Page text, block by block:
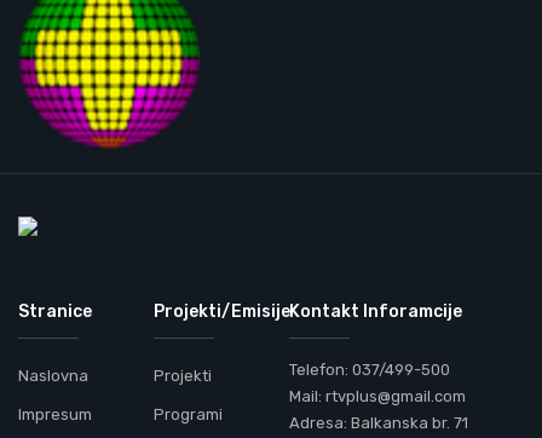
Stranice
Naslovna
Impresum
Projekti/Emisije
Projekti
Programi
Kontakt Inforamcije
Telefon: 037/499-500
Mail: rtvplus@gmail.com
Adresa: Balkanska br. 71